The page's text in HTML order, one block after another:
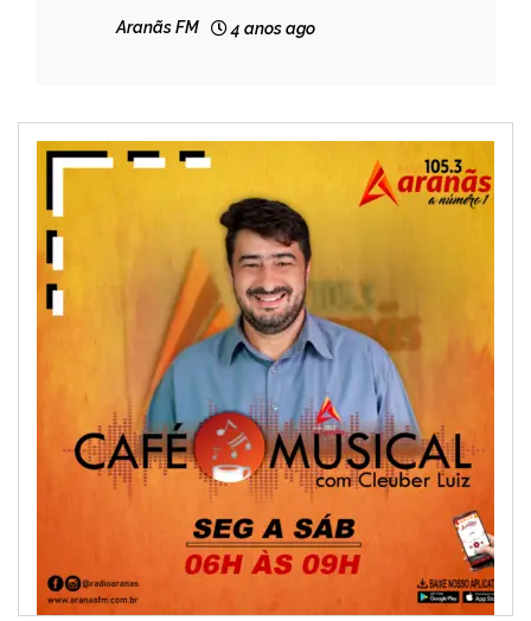
Aranãs FM 4 anos ago